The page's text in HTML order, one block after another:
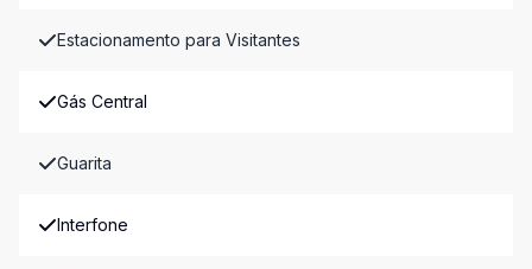
Estacionamento para Visitantes
Gás Central
Guarita
Interfone